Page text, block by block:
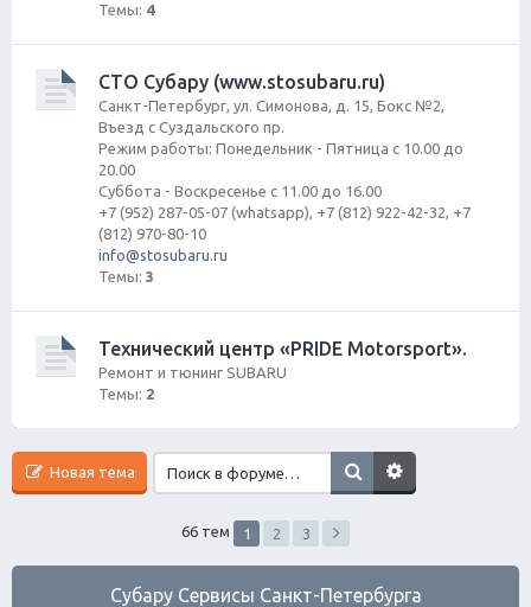
Темы: 4
СТО Субару (www.stosubaru.ru)
Санкт-Петербург, ул. Симонова, д. 15, Бокс №2,
Въезд с Суздальского пр.
Режим работы: Понедельник - Пятница с 10.00 до
20.00
Суббота - Воскресенье с 11.00 до 16.00
+7 (952) 287-05-07 (whatsapp), +7 (812) 922-42-32, +7
(812) 970-80-10
info@stosubaru.ru
Темы: 3
Технический центр «PRIDE Motorsport».
Ремонт и тюнинг SUBARU
Темы: 2
Новая тема
66 тем 1 2 3
Субару Cервисы Санкт-Петербурга